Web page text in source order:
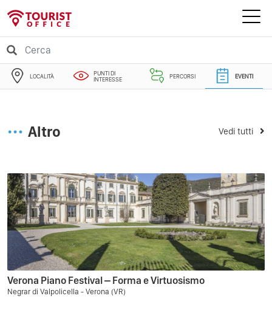
LOCALITÀ
PUNTI DI
INTERESSE
PERCORSI EVENTI
Altro Vedi tutti
Verona Piano Festival – Forma e Virtuosismo
Negrar di Valpolicella - Verona (VR)